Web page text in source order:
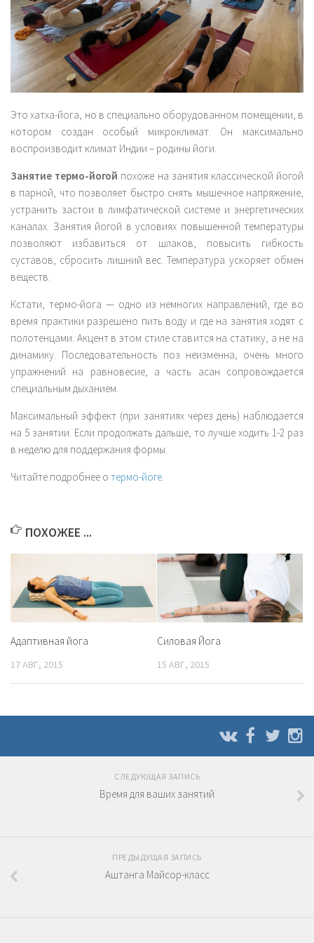
Комплексы
Мантры
Пранаямы
Блог
Еда
Путешествия
Аюрведа
Философия
Йога терапия
Точка зрения
Контакты
English
Это хатха-йога, но в специально оборудованном помещении, в
котором создан особый микроклимат. Он максимально
воспроизводит климат Индии – родины йоги.
Занятие термо-йогой похоже на занятия классической йогой
в парной, что позволяет быстро снять мышечное напряжение,
устранить застои в лимфатической системе и энергетических
каналах. Занятия йогой в условиях повышенной температуры
позволяют избавиться от шлаков, повысить гибкость
суставов, сбросить лишний вес. Температура ускоряет обмен
веществ.
Кстати, термо-йога — одно из немногих направлений, где во
время практики разрешено пить воду и где на занятия ходят с
полотенцами. Акцент в этом стиле ставится на статику, а не на
динамику. Последовательность поз неизменна, очень много
упражнений на равновесие, а часть асан сопровождается
специальным дыханием.
Максимальный эффект (при занятиях через день) наблюдается
на 5 занятии. Если продолжать дальше, то лучше ходить 1-2 раз
в неделю для поддержания формы.
Читайте подробнее о термо-йоге.
ПОХОЖЕЕ ...
Адаптивная йога
17 АВГ, 2015
Силовая Йога
15 АВГ, 2015
СЛЕДУЮЩАЯ ЗАПИСЬ
Время для ваших занятий
ПРЕДЫДУЩАЯ ЗАПИСЬ
Аштанга Майсор-класс